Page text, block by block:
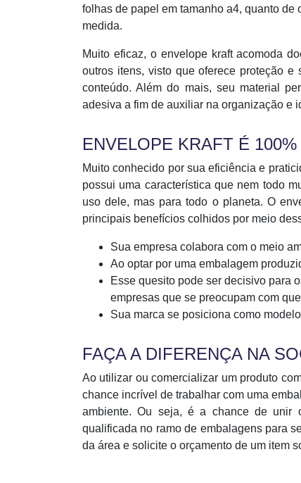
folhas de papel em tamanho a4, quanto
medida.
Muito eficaz, o envelope kraft acomoda
outros itens, visto que oferece proteção
conteúdo. Além do mais, seu material
adesiva a fim de auxiliar na organização e
ENVELOPE KRAFT É
Muito conhecido por sua eficiência e
possui uma característica que nem todo
uso dele, mas para todo o planeta. O
principais benefícios colhidos por meio
Sua empresa colabora com o meio
Ao optar por uma embalagem
Esse quesito pode ser decisivo para
empresas que se preocupam com
Sua marca se posiciona como
FAÇA A DIFERENÇA NA
Ao utilizar ou comercializar um produto
chance incrível de trabalhar com uma
ambiente. Ou seja, é a chance de unir
qualificada no ramo de embalagens para
da área e solicite o orçamento de um item